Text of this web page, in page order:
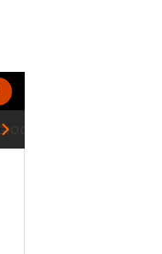
GIOCATORI SERIE A